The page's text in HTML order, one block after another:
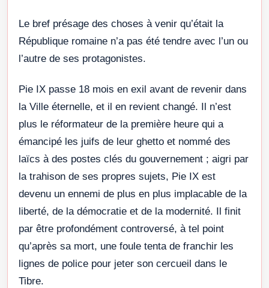
Le bref présage des choses à venir qu’était la
République romaine n’a pas été tendre avec l’un ou
l’autre de ses protagonistes.
Pie IX passe 18 mois en exil avant de revenir dans
la Ville éternelle, et il en revient changé. Il n’est
plus le réformateur de la première heure qui a
émancipé les juifs de leur ghetto et nommé des
laïcs à des postes clés du gouvernement ; aigri par
la trahison de ses propres sujets, Pie IX est
devenu un ennemi de plus en plus implacable de la
liberté, de la démocratie et de la modernité. Il finit
par être profondément controversé, à tel point
qu’après sa mort, une foule tenta de franchir les
lignes de police pour jeter son cercueil dans le
Tibre.